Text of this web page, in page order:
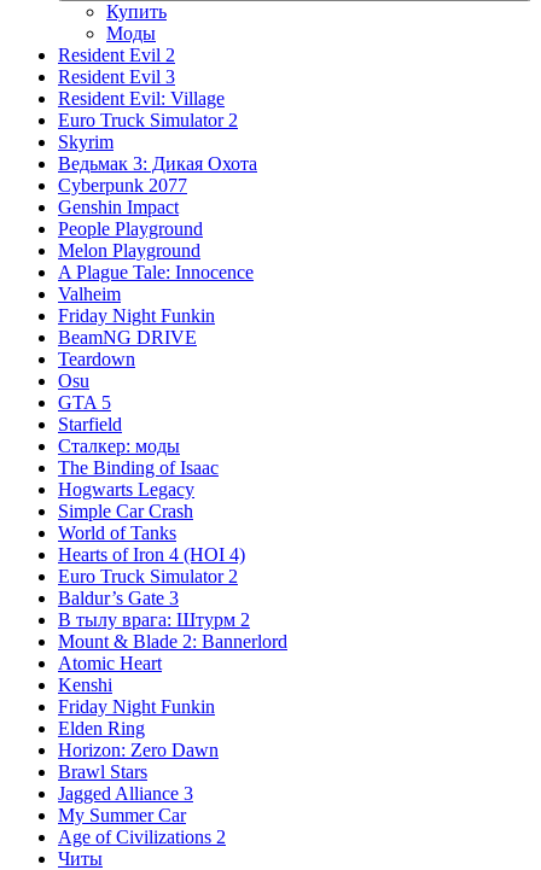
Купить
Моды
Resident Evil 2
Resident Evil 3
Resident Evil: Village
Euro Truck Simulator 2
Skyrim
Ведьмак 3: Дикая Охота
Cyberpunk 2077
Genshin Impact
People Playground
Melon Playground
A Plague Tale: Innocence
Valheim
Friday Night Funkin
BeamNG DRIVE
Teardown
Osu
GTA 5
Starfield
Сталкер: моды
The Binding of Isaac
Hogwarts Legacy
Simple Car Crash
World of Tanks
Hearts of Iron 4 (HOI 4)
Euro Truck Simulator 2
Baldur’s Gate 3
В тылу врага: Штурм 2
Mount & Blade 2: Bannerlord
Atomic Heart
Kenshi
Friday Night Funkin
Elden Ring
Horizon: Zero Dawn
Brawl Stars
Jagged Alliance 3
My Summer Car
Age of Civilizations 2
Читы